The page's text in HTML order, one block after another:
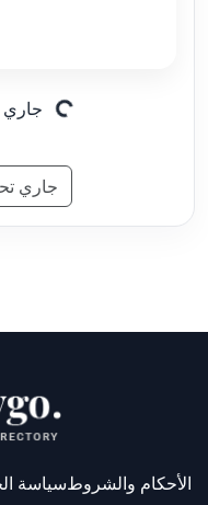
جاري
جاري
الأحكام والشروطسياسة